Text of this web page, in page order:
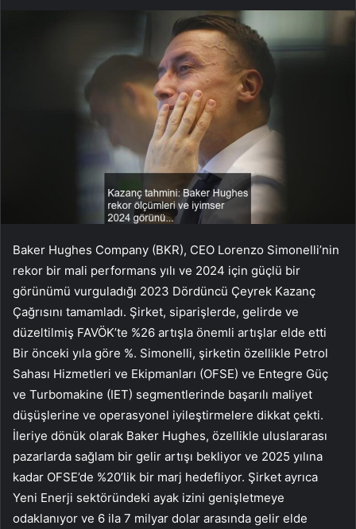
Baker Hughes Company (BKR), CEO Lorenzo Simonelli’nin
rekor bir mali performans yılı ve 2024 için güçlü bir
görünümü vurguladığı 2023 Dördüncü Çeyrek Kazanç
Çağrısını tamamladı. Şirket, siparişlerde, gelirde ve
düzeltilmiş FAVÖK’te %26 artışla önemli artışlar elde etti
Bir önceki yıla göre %. Simonelli, şirketin özellikle Petrol
Sahası Hizmetleri ve Ekipmanları (OFSE) ve Entegre Güç
ve Turbomakine (IET) segmentlerinde başarılı maliyet
düşüşlerine ve operasyonel iyileştirmelere dikkat çekti.
İleriye dönük olarak Baker Hughes, özellikle uluslararası
pazarlarda sağlam bir gelir artışı bekliyor ve 2025 yılına
kadar OFSE’de %20’lik bir marj hedefliyor. Şirket ayrıca
Yeni Enerji sektöründeki ayak izini genişletmeye
odaklanıyor ve 6 ila 7 milyar dolar arasında gelir elde